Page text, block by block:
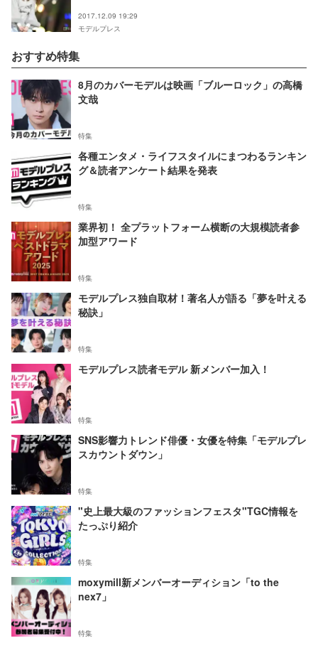
2017.12.09 19:29
モデルプレス
おすすめ特集
8月のカバーモデルは映画「ブルーロック」の高橋
文哉
特集
各種エンタメ・ライフスタイルにまつわるランキン
グ＆読者アンケート結果を発表
特集
業界初！ 全プラットフォーム横断の大規模読者参
加型アワード
特集
モデルプレス独自取材！著名人が語る「夢を叶える
秘訣」
特集
モデルプレス読者モデル 新メンバー加入！
特集
SNS影響力トレンド俳優・女優を特集「モデルプレ
スカウントダウン」
特集
"史上最大級のファッションフェスタ"TGC情報を
たっぷり紹介
特集
moxymill新メンバーオーディション「to the
nex7」
特集